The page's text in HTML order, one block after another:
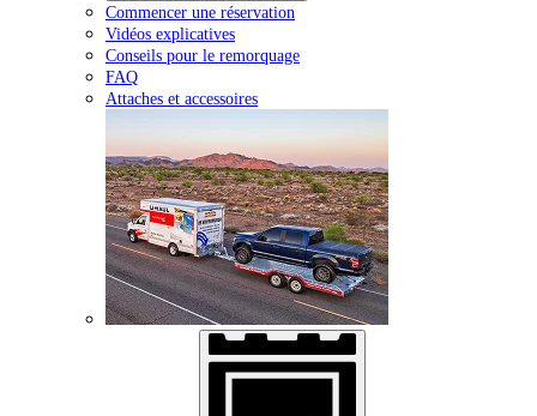
Commencer une réservation
Vidéos explicatives
Conseils pour le remorquage
FAQ
Attaches et accessoires